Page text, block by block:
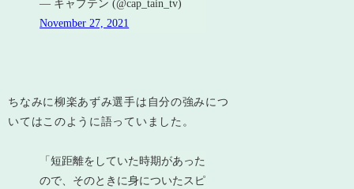
— キャプテン (@cap_tain_tv)
November 27, 2021
ちなみに柳楽あずみ選手は自分の強みにつ
いてはこのように語っていました。
「短距離をしていた時期があった
ので、そのときに身についたスピ